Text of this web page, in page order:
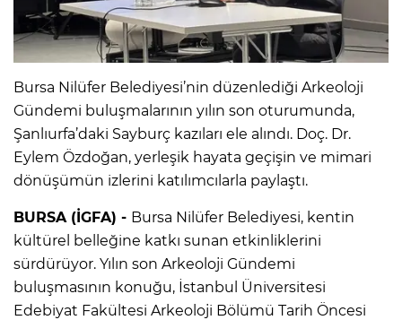
Bursa Nilüfer Belediyesi’nin düzenlediği Arkeoloji
Gündemi buluşmalarının yılın son oturumunda,
Şanlıurfa’daki Sayburç kazıları ele alındı. Doç. Dr.
Eylem Özdoğan, yerleşik hayata geçişin ve mimari
dönüşümün izlerini katılımcılarla paylaştı.
BURSA (İGFA) - Bursa Nilüfer Belediyesi, kentin
kültürel belleğine katkı sunan etkinliklerini
sürdürüyor. Yılın son Arkeoloji Gündemi
buluşmasının konuğu, İstanbul Üniversitesi
Edebiyat Fakültesi Arkeoloji Bölümü Tarih Öncesi